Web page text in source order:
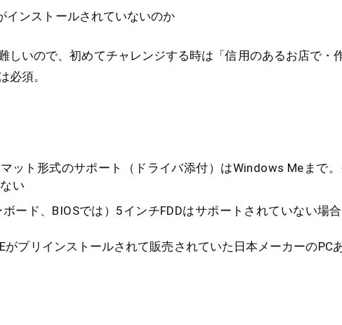
インストールされていないのか
しいので、初めてチャレンジする時は「信用のあるお店で・
必須。
ット形式のサポート（ドライバ添付）はWindows Meまで
い
ード、BIOSでは）5インチFDDはサポートされていない場合
プリインストールされて販売されていた日本メーカーのPCあ